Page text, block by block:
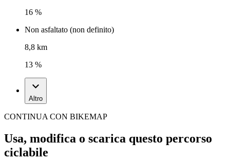
16 %
Non asfaltato (non definito)
8,8 km
13 %
Altro
CONTINUA CON BIKEMAP
Usa, modifica o scarica questo percorso
ciclabile